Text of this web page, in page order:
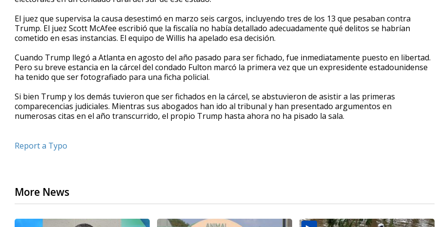
El juez que supervisa la causa desestimó en marzo seis cargos, incluyendo tres de los 13 que pesaban contra
Trump. El juez Scott McAfee escribió que la fiscalía no había detallado adecuadamente qué delitos se habrían
cometido en esas instancias. El equipo de Willis ha apelado esa decisión.
Cuando Trump llegó a Atlanta en agosto del año pasado para ser fichado, fue inmediatamente puesto en libertad.
Pero su breve estancia en la cárcel del condado Fulton marcó la primera vez que un expresidente estadounidense
ha tenido que ser fotografiado para una ficha policial.
Si bien Trump y los demás tuvieron que ser fichados en la cárcel, se abstuvieron de asistir a las primeras
comparecencias judiciales. Mientras sus abogados han ido al tribunal y han presentado argumentos en
numerosas citas en el año transcurrido, el propio Trump hasta ahora no ha pisado la sala.
Report a Typo
More News